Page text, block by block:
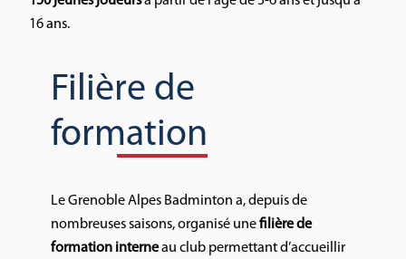
16 ans.
Filière de
formation
Le Grenoble Alpes Badminton a, depuis de
nombreuses saisons, organisé unefilière de
formation interneau club permettant d’accueillir